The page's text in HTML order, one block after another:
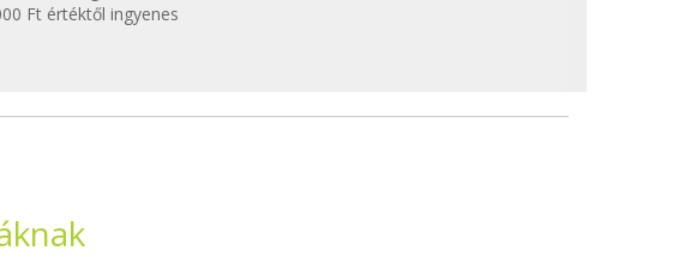
Ft értéktől ingyenes